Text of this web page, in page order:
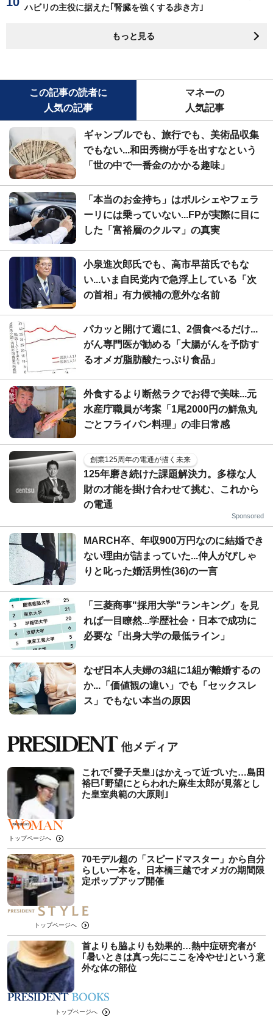
ハビリの主役に据えた｢腎臓を強くする歩き方｣
もっと見る
この記事の読者に
人気の記事
マネーの
人気記事
ギャンブルでも、旅行でも、美術品収集
でもない...和田秀樹が手を出すなという
「世の中で一番金のかかる趣味」
「本当のお金持ち」はポルシェやフェラ
ーリには乗っていない...FPが実際に目に
した「富裕層のクルマ」の真実
小泉進次郎氏でも、高市早苗氏でもな
い...いま自民党内で急浮上している「次
の首相」有力候補の意外な名前
パカッと開けて週に1、2個食べるだけ...
がん専門医が勧める「大腸がんを予防す
るオメガ脂肪酸たっぷり食品」
外食するより断然ラクでお得で美味...元
水産庁職員が考案「1尾2000円の鮮魚丸
ごとフライパン料理」の非日常感
創業125周年の電通が描く未来
125年磨き続けた課題解決力。多様な人
財の才能を掛け合わせて挑む、これから
の電通
Sponsored
MARCH卒、年収900万円なのに結婚でき
ない理由が詰まっていた...仲人がぴしゃ
りと叱った婚活男性(36)の一言
「三菱商事"採用大学"ランキング」を見
れば一目瞭然...学歴社会・日本で成功に
必要な「出身大学の最低ライン」
なぜ日本人夫婦の3組に1組が離婚するの
か...「価値観の違い」でも「セックスレ
ス」でもない本当の原因
これで｢愛子天皇｣はかえって近づいた…島田
裕巳｢野望にとらわれた麻生太郎が見落とし
た皇室典範の大原則｣
トップページへ
70モデル超の「スピードマスター」から自分
らしい一本を。日本橋三越でオメガの期間限
定ポップアップ開催
トップページへ
首よりも脇よりも効果的…熱中症研究者が
｢暑いときは真っ先にここを冷やせ｣という意
外な体の部位
トップページへ